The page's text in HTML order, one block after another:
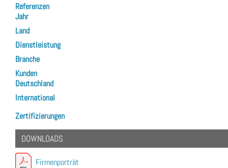
Referenzen
Jahr
Land
Dienstleistung
Branche
Kunden
Deutschland
International
Zertifizierungen
DOWNLOADS
Firmenporträt